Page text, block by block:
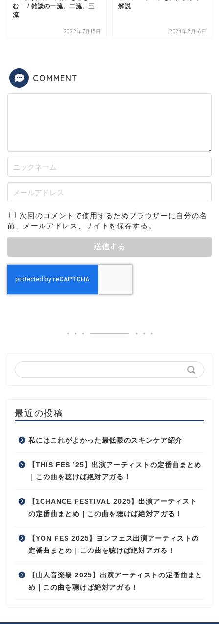
む！ / 雑談の一流、二流、三
流
2022年7月15日
解説
2024年2月16日
COMMENT
次回のコメントで使用するためブラウザーに自分の名
前、メールアドレス、サイトを保存する。
最近の投稿
私にはこれがよかった最低限のスキンケア紹介
【THIS FES ’25】出演アーティストの定番曲まとめ
｜この曲を聴けば絶対アガる！
【1CHANCE FESTIVAL 2025】出演アーティスト
の定番曲まとめ｜この曲を聴けば絶対アガる！
【YON FES 2025】ヨンフェス出演アーティストの
定番曲まとめ｜この曲を聴けば絶対アガる！
【山人音楽祭 2025】出演アーティストの定番曲まと
め｜この曲を聴けば絶対アガる！